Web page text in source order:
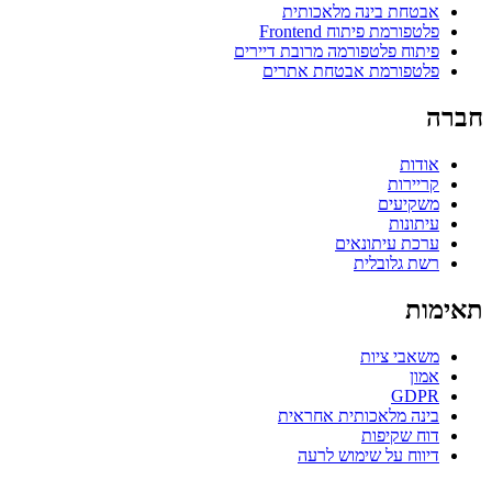
אבטחת בינה מלאכותית
פלטפורמת פיתוח Frontend
פיתוח פלטפורמה מרובת דיירים
פלטפורמת אבטחת אתרים
חברה
אודות
קריירות
משקיעים
עיתונות
ערכת עיתונאים
רשת גלובלית
תאימות
משאבי ציות
אמון
GDPR
בינה מלאכותית אחראית
דוח שקיפות
דיווח על שימוש לרעה